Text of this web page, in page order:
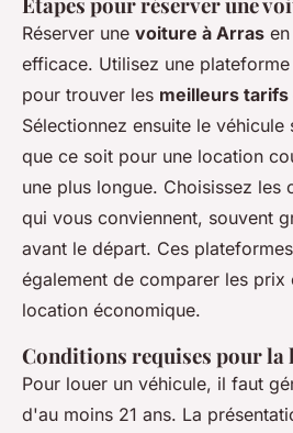
Réserver une voiture à Arras
efficace. Utilisez une
pour trouver les meilleurs tarifs
Sélectionnez ensuite le véhicule
que ce soit pour une location
une plus longue. Choisissez les
qui vous conviennent, souvent
avant le départ. Ces
également de comparer les prix
location économique.
Conditions requises pour la
Pour louer un véhicule, il faut
d'au moins 21 ans. La